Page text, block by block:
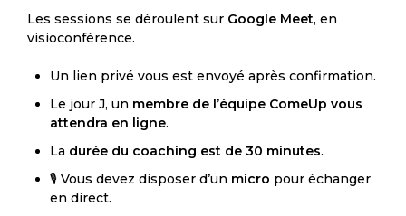
Les sessions se déroulent sur Google Meet, en
visioconférence.
Un lien privé vous est envoyé après confirmation.
Le jour J, un membre de l’équipe ComeUp vous
attendra en ligne.
La durée du coaching est de 30 minutes.
🎙️ Vous devez disposer d’un micro pour échanger
en direct.